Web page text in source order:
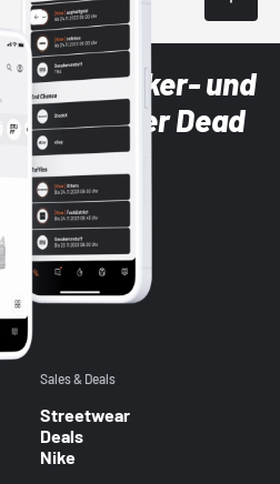
Sneaker- und
mit der Dead
Sales & Deals
Streetwear
Deals
Nike